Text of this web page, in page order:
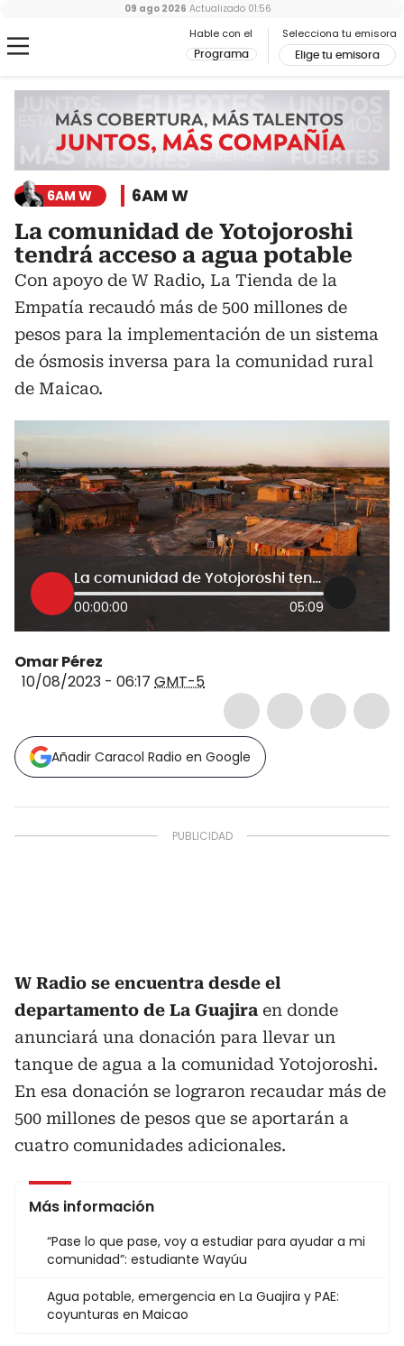
Hable con el
Programa
Selecciona tu emisora
Elige tu emisora
09 ago 2026 Actualizado 01:56
6AM W 6AM W
La comunidad de Yotojoroshi
tendrá acceso a agua potable
Con apoyo de W Radio, La Tienda de la
Empatía recaudó más de 500 millones de
pesos para la implementación de un sistema
de ósmosis inversa para la comunidad rural
de Maicao.
La comunidad de Yotojoroshi tendrá acceso a agua potable
00:00:00 05:09
Omar Pérez
10/08/2023 - 06:17 GMT-5
Añadir Caracol Radio en Google
W Radio se encuentra desde el
departamento de La Guajira en donde
anunciará una donación para llevar un
tanque de agua a la comunidad Yotojoroshi.
En esa donación se lograron recaudar más de
500 millones de pesos que se aportarán a
cuatro comunidades adicionales.
Más información
“Pase lo que pase, voy a estudiar para ayudar a mi
comunidad”: estudiante Wayúu
Agua potable, emergencia en La Guajira y PAE:
coyunturas en Maicao